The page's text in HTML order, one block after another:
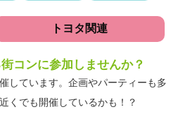
トヨタ関連
コンに参加しませんか？
しています。企画やパーティーも多
くでも開催しているかも！？